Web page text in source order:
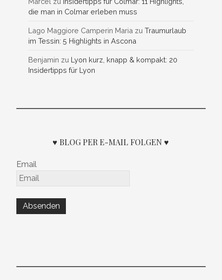
die man in Colmar erleben muss
Lago Maggiore Camperin Maria zuTraumurlaub
im Tessin: 5 Highlights in Ascona
Benjamin zu Lyon kurz, knapp & kompakt: 20
Insidertipps für Lyon
♥ BLOG PER E-MAIL FOLGEN ♥
Email